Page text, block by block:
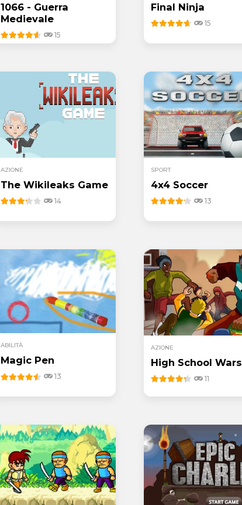
1066 - Guerra
Medievale
15
Final Ninja
15
AZIONE
The Wikileaks Game
14
SPORT
4x4 Soccer
13
ABILITÀ
Magic Pen
13
AZIONE
High School Wars
11